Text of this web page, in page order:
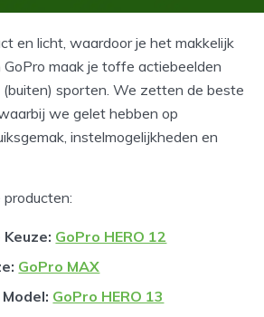
en licht, waardoor je het makkelijk
maak je toffe actiebeelden
sporten. We zetten de beste
we gelet hebben op
instelmogelijkheden en
GoPro HERO 12
GoPro MAX
GoPro HERO 13